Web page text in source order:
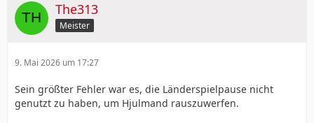
The313
Meister
9. Mai 2026 um 17:27
Sein größter Fehler war es, die Länderspielpause nicht
genutzt zu haben, um Hjulmand rauszuwerfen.